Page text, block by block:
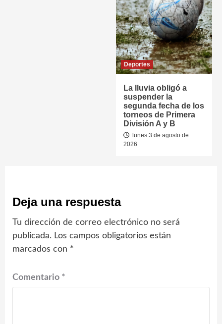
Deportes
La lluvia obligó a
suspender la
segunda fecha de los
torneos de Primera
División A y B
lunes 3 de agosto de
2026
Deja una respuesta
Tu dirección de correo electrónico no será
publicada. Los campos obligatorios están
marcados con *
Comentario *